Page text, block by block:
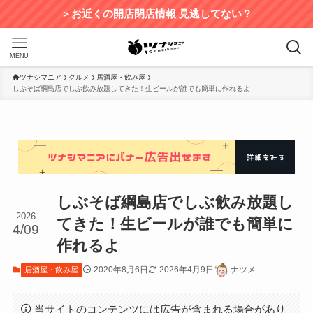
＞お近くの開店閉店情報 見逃してない？
MENU
ツナシマニア グルメ
居酒屋・飲み屋
しぶそば綱島店でしぶ飲み放題してきた！生ビールが誰でも簡単に作れるよ
しぶそば綱島店でしぶ飲み放題し
てきた！生ビールが誰でも簡単に
作れるよ
2026
4/09
居酒屋・飲み屋 2020年8月6日 2026年4月9日 ナツメ
当サイトのコンテンツには広告が含まれる場合があり